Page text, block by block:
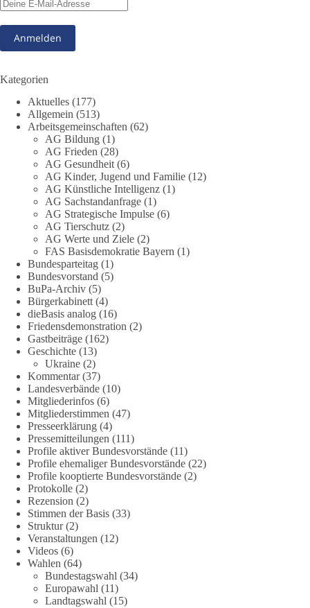
❓ Welche Maßnahmen waren notwendig und welche nicht?
Folgen für Kinder, Familien, Unternehmen und das Vertrauen
in unseren Rechtsstaat?
🟩🟩🟦🟦🟥🟥🟧🟧
Eine demokratische Gesellschaft lebt nicht davon, unbequeme
Fragen zu vermeiden. Sie lebt davon, Fragen offen zu stellen
und transparent zu beantworten.
dieBasis fordert deshalb weiterhin eine unabhängige,
vollständige und transparente Aufarbeitung der Corona-Politik.
Ohne Denkverbote, ohne Vorverurteilungen und ohne Tabus.
Quellen: https://apnews.com/article/fauci-diaries-covid-origins-
rand-paul-6b25da9f75a0becbaf2886ab22643e67
https://www.tichyseinblick.de/kolumnen/aus-aller-welt/usa-
tagebuch-fauci-corona-impfung/
#dieBasis #Corona #Aufarbeitung
#Vertrauen
36 60
DieBasis
2 Tage(n) zuvor
🕊 Wir wollen den Krieg mit Russland nicht!
Am 20. Juni 2026 fand in Berlin am Brandenburger Tor die
Demonstration mit dem Motto „Russland ist nicht unser
Feind“ statt.
Hier ein Auszug aus der Rede von der
Bundestagsabgeordneten Sevim Dağdelen (BSW).
„Wir müssen Nein sagen zu diesem stinkenden
Revanchismus!“
Kategorien
Aktuelles (177)
Allgemein (513)
Arbeitsgemeinschaften (62)
AG Bildung (1)
AG Frieden (28)
AG Gesundheit(6)
AG Kinder, Jugend und Familie (12)
AG Künstliche Intelligenz (1)
AG Sachstandanfrage (1)
AG Strategische Impulse (6)
AG Tierschutz (2)
AG Werte und Ziele (2)
FAS Basisdemokratie Bayern (1)
Bundesparteitag (1)
Bundesvorstand (5)
BuPa-Archiv (5)
Bürgerkabinett(4)
dieBasis analog (16)
Friedensdemonstration (2)
Gastbeiträge (162)
Geschichte (13)
Ukraine (2)
Kommentar(37)
Landesverbände (10)
Mitgliederinfos (6)
Mitgliederstimmen (47)
Presseerklärung (4)
Pressemitteilungen (111)
Profile aktiver Bundesvorstände (11)
Profile ehemaliger Bundesvorstände (22)
Profile kooptierte Bundesvorstände (2)
Protokolle (2)
Rezension (2)
Stimmen der Basis (33)
Struktur(2)
Veranstaltungen (12)
Videos (6)
Wahlen (64)
Bundestagswahl (34)
Europawahl (11)
Landtagswahl (15)